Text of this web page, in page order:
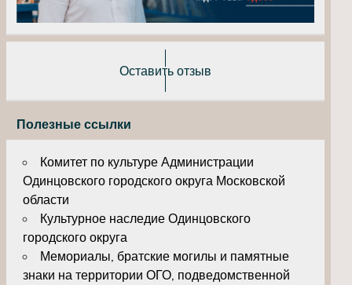
Оставить отзыв
Полезные ссылки
Комитет по культуре Администрации
Одинцовского городского округа Московской
области
Культурное наследие Одинцовского
городского округа
Мемориалы, братские могилы и памятные
знаки на территории ОГО, подведомственной